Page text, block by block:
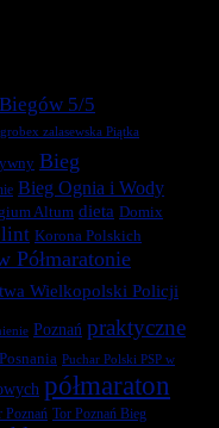
5/5
zalasewska Piątka
Bieg
Bieg Ognia i Wody
Altum dieta Domix
Korona Polskich
Półmaratonie
Wielkopolski Policji
Poznań praktyczne
Puchar Polski PSP w
półmaraton
Poznań Tor Poznań Bieg